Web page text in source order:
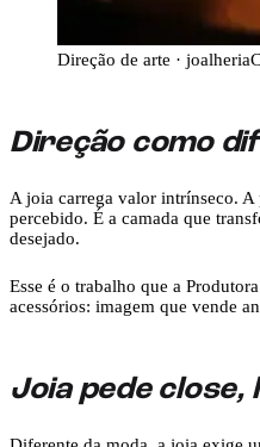
Direção de arte · joalheria
Direção como
A joia carrega valor intrínseco. A
percebido. É a camada que
desejado.
Esse é o trabalho que a
acessórios: imagem que vende
Joia pede close,